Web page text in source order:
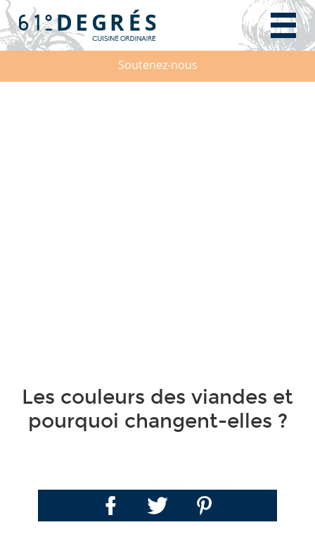
Soutenez-nous
Les couleurs des viandes et
pourquoi changent-elles ?